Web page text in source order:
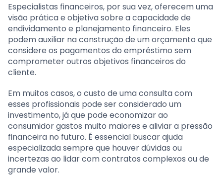
Especialistas financeiros, por sua vez, oferecem uma
visão prática e objetiva sobre a capacidade de
endividamento e planejamento financeiro. Eles
podem auxiliar na construção de um orçamento que
considere os pagamentos do empréstimo sem
comprometer outros objetivos financeiros do
cliente.
Em muitos casos, o custo de uma consulta com
esses profissionais pode ser considerado um
investimento, já que pode economizar ao
consumidor gastos muito maiores e aliviar a pressão
financeira no futuro. É essencial buscar ajuda
especializada sempre que houver dúvidas ou
incertezas ao lidar com contratos complexos ou de
grande valor.